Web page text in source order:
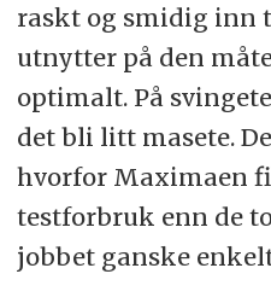
raskt og smidig inn
utnytter på den
optimalt. På
det bli litt masete.
hvorfor Maximaen
testforbruk enn de
jobbet ganske